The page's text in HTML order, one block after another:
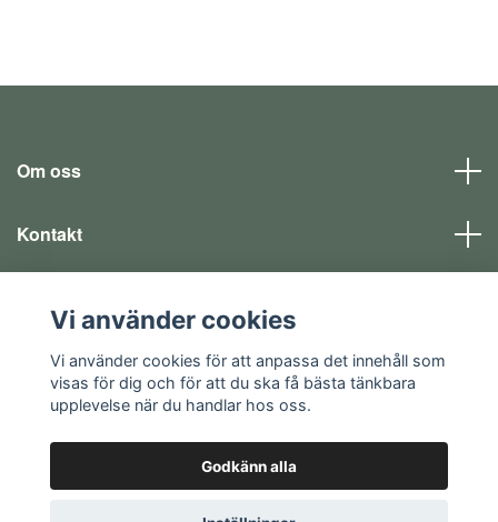
Om oss
Kontakt
Sociala medier
© 2026 EQ SHOP - allt för dina fritidsintressen
Vi använder cookies
Vi använder cookies för att anpassa det innehåll som
visas för dig och för att du ska få bästa tänkbara
upplevelse när du handlar hos oss.
Godkänn alla